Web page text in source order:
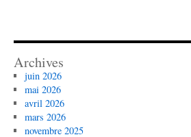
Archives
juin 2026
mai 2026
avril 2026
mars 2026
novembre 2025